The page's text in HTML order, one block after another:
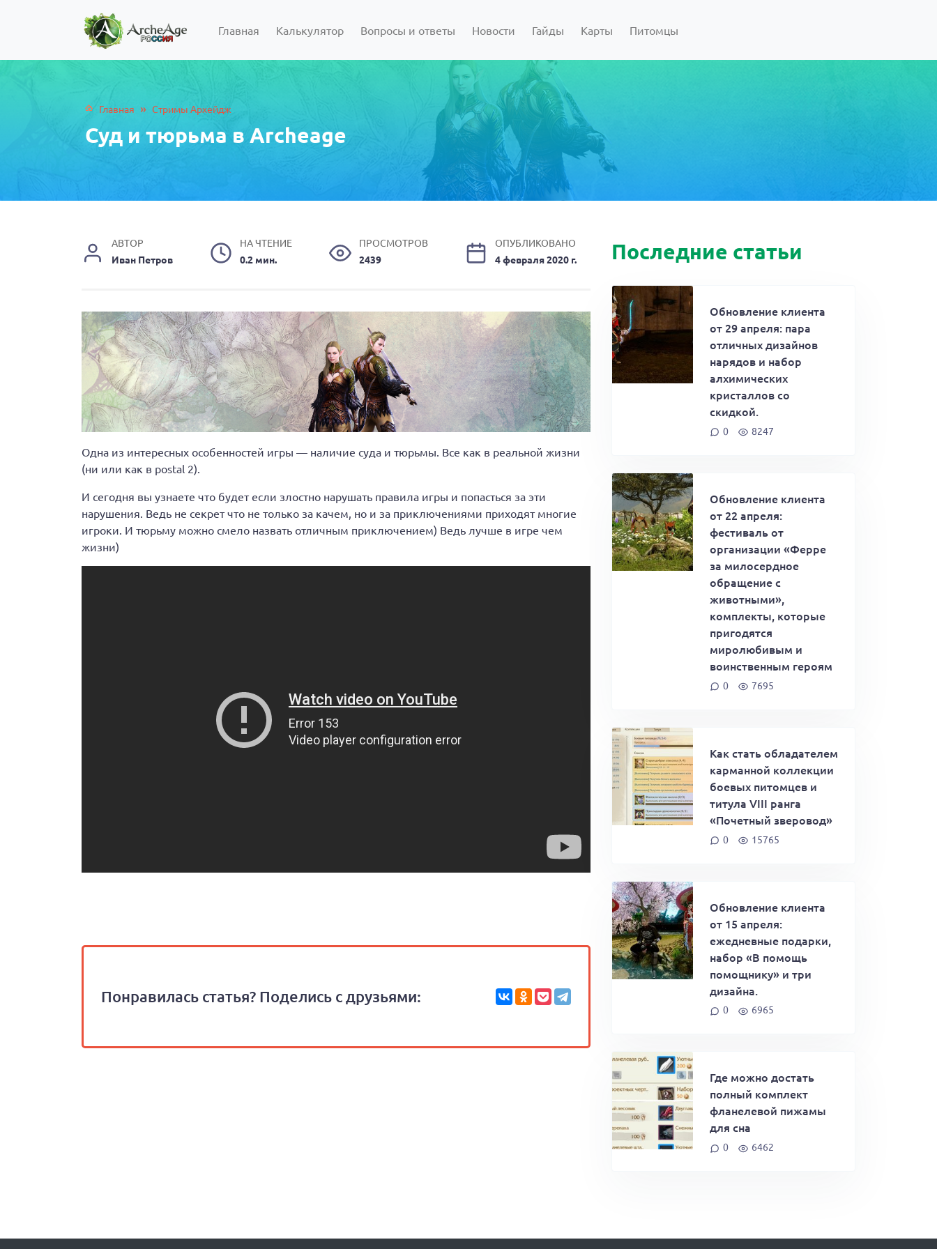
Главная Калькулятор Вопросы и ответы Новости Гайды Карты Питомцы
Главная » Стримы Архейдж
Суд и тюрьма в Archeage
АВТОР
Иван Петров
НА ЧТЕНИЕ
0.2 мин.
ПРОСМОТРОВ
2439
ОПУБЛИКОВАНО
4 февраля 2020 г.
Одна из интересных особенностей игры — наличие суда и тюрьмы. Все как в реальной жизни
(ни или как в postal 2).
И сегодня вы узнаете что будет если злостно нарушать правила игры и попасться за эти
нарушения. Ведь не секрет что не только за качем, но и за приключениями приходят многие
игроки. И тюрьму можно смело назвать отличным приключением) Ведь лучше в игре чем
жизни)
Понравилась статья? Поделись с друзьями:
Последние статьи
Обновление клиента
от 29 апреля: пара
отличных дизайнов
нарядов и набор
алхимических
кристаллов со
скидкой.
0 8247
Обновление клиента
от 22 апреля:
фестиваль от
организации «Ферре
за милосердное
обращение с
животными»,
комплекты, которые
пригодятся
миролюбивым и
воинственным героям
0 7695
Как стать обладателем
карманной коллекции
боевых питомцев и
титула VIII ранга
«Почетный зверовод»
0 15765
Обновление клиента
от 15 апреля:
ежедневные подарки,
набор «В помощь
помощнику» и три
дизайна.
0 6965
Где можно достать
полный комплект
фланелевой пижамы
для сна
0 6462